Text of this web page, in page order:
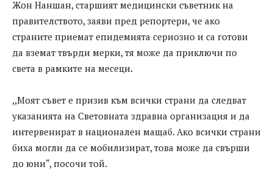
Жон Наншан, старшият медицински съветник на
правителството, заяви пред репортери, че ако
страните приемат епидемията сериозно и са готови
да вземат твърди мерки, тя може да приключи по
света в рамките на месеци.
,,Моят съвет е призив към всички страни да следват
указанията на Световната здравна организация и да
интервенират в национален мащаб. Ако всички страни
биха могли да се мобилизират, това може да свърши
до юни“, посочи той.